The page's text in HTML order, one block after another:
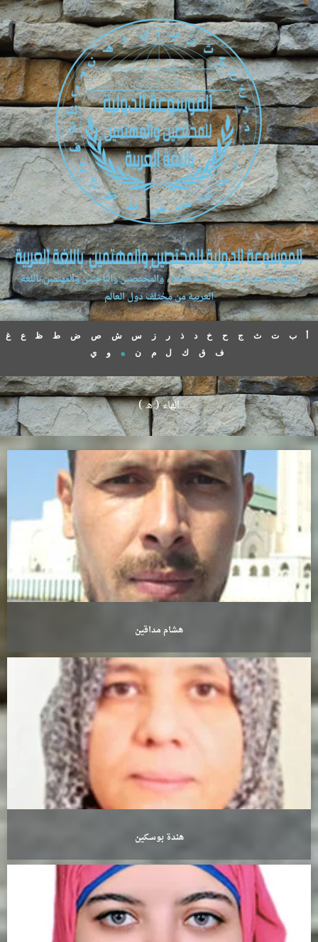
موسوعة دولية للسير الذاتية للعلماء والمختصين والباحثين والمهتمين باللغة
العربية من مختلف دول العالم
أ ب ت ث ج ح خ د ذ ر ز س ش ص ض ط ظ ع
غ
ف
ق ك ل م ن ه و ي
الهاء ( ه )
هشام مداقين
هندة بوسكين